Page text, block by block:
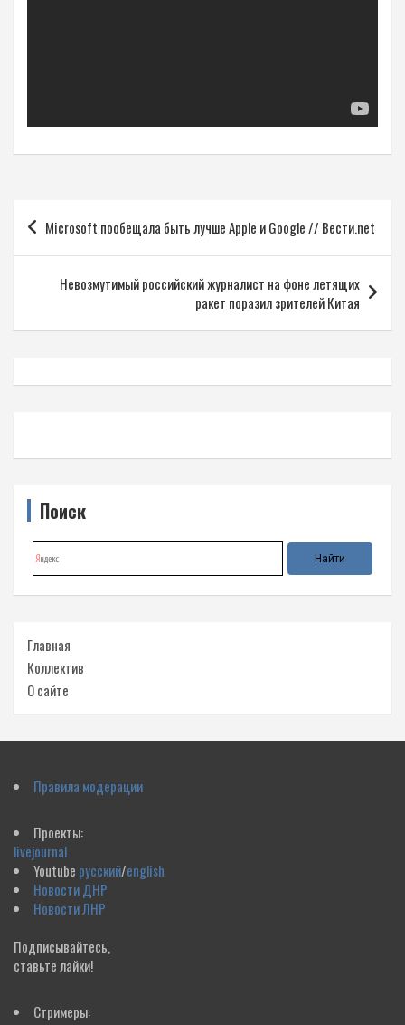
Навигация
по
записям
Microsoft пообещала быть лучше Apple и Google // Вести.net
Невозмутимый российский журналист на фоне летящих
ракет поразил зрителей Китая
Поиск
Главная
Коллектив
О сайте
Правила модерации
Проекты:
livejournal
Youtube русский/english
Новости ДНР
Новости ЛНР
Подписывайтесь,
ставьте лайки!
Стримеры: